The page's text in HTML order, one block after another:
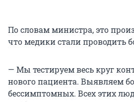
По словам министра, это
что медики стали проводить
— Мы тестируем весь круг
нового пациента. Выявляем
бессимптомных. Всех этих